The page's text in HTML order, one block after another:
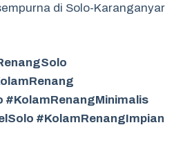
di Solo-Karanganyar
#KolamRenangMinimalis
#KolamRenangImpian